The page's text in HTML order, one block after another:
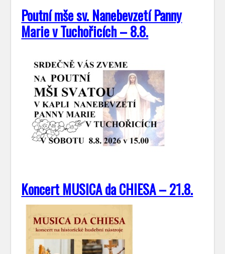
Poutní mše sv. Nanebevzetí Panny
Marie v Tuchořicích – 8.8.
Koncert MUSICA da CHIESA – 21.8.